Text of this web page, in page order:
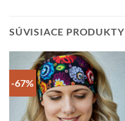
SÚVISIACE PRODUKTY
-67%